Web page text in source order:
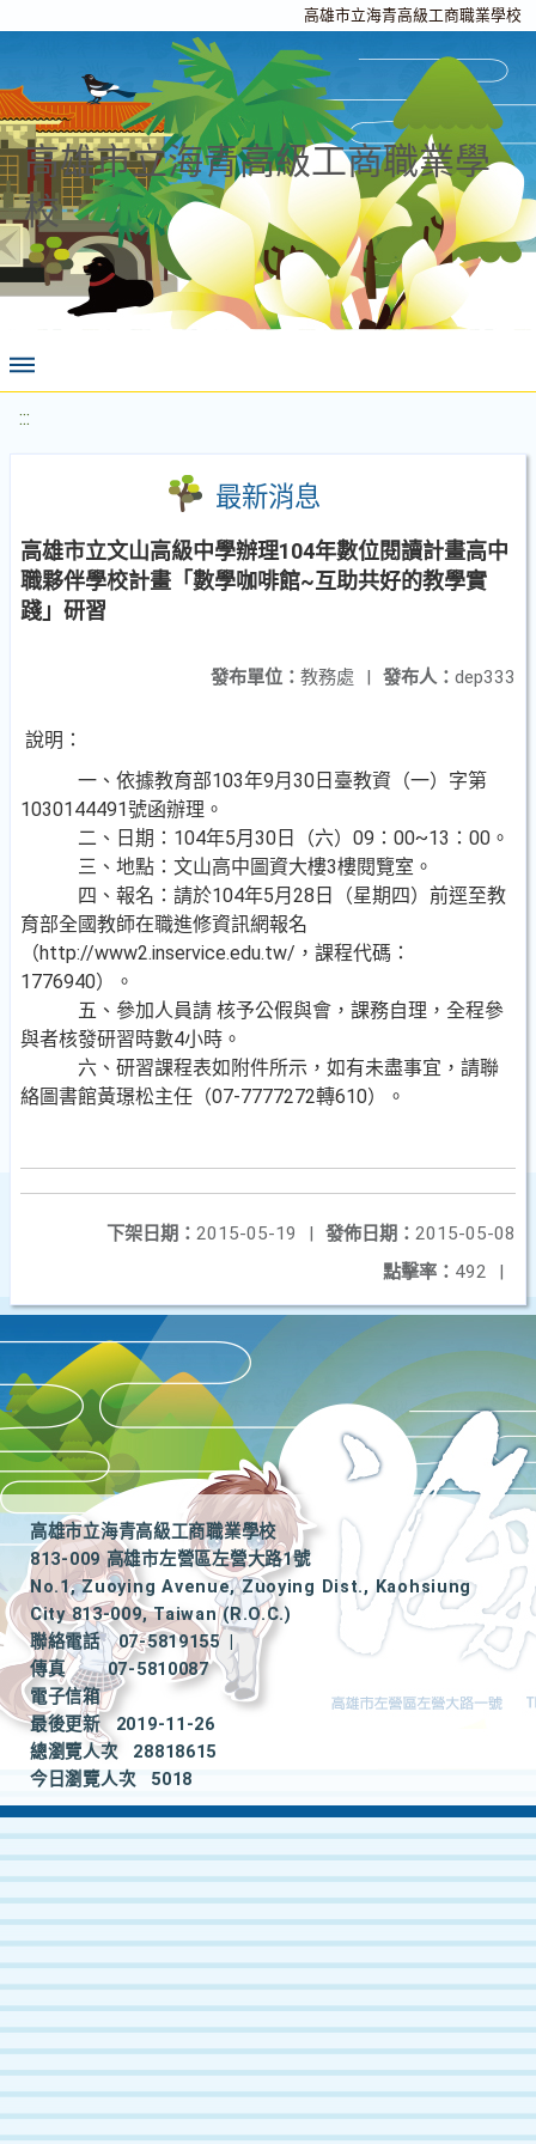
高雄市立海青高級工商職業學校
高雄市立海青高級工商職業學
校
:::
最新消息
高雄市立文山高級中學辦理104年數位閱讀計畫高中
職夥伴學校計畫「數學咖啡館~互助共好的教學實
踐」研習
發布人： dep333
發布單位： 教務處 |
說明：
一、依據教育部103年9月30日臺教資（一）字第
1030144491號函辦理。
二、日期：104年5月30日（六）09：00~13：00。
三、地點：文山高中圖資大樓3樓閱覽室。
四、報名：請於104年5月28日（星期四）前逕至教
育部全國教師在職進修資訊網報名
（http://www2.inservice.edu.tw/，課程代碼：
1776940）。
五、參加人員請 核予公假與會，課務自理，全程參
與者核發研習時數4小時。
六、研習課程表如附件所示，如有未盡事宜，請聯
絡圖書館黃璟松主任（07-7777272轉610）。
發佈日期： 2015-05-08
下架日期： 2015-05-19
|
點擊率： 492 |
高雄市立海青高級工商職業學校
813-009 高雄市左營區左營大路1號
No.1, Zuoying Avenue, Zuoying Dist., Kaohsiung
City 813-009, Taiwan (R.O.C.)
聯絡電話
07-5819155
|
傳真
07-5810087
電子信箱
最後更新
2019-11-26
總瀏覽人次
28818615
今日瀏覽人次
5018